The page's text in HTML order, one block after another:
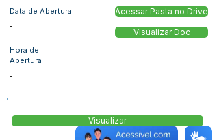
Data de Abertura
-
Acessar Pasta no Drive
Visualizar Doc
Hora de
Abertura
-
Visualizar